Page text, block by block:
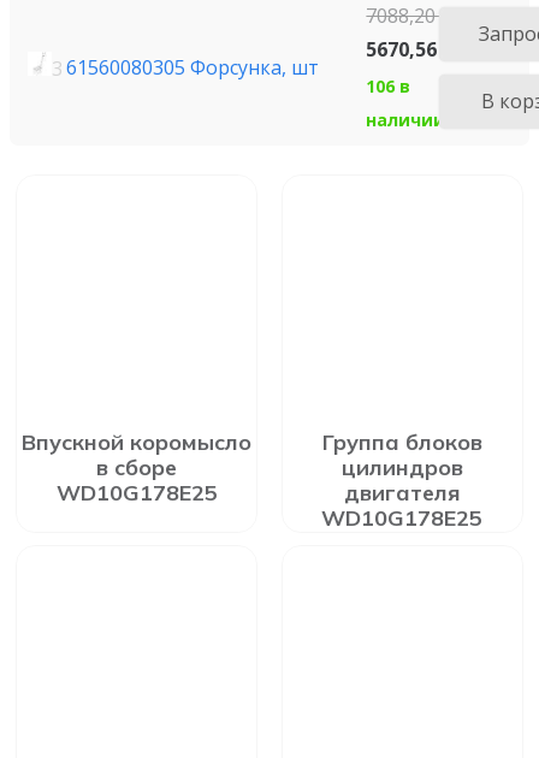
Впускной коромысло
в сборе
WD10G178E25
Группа блоков
цилиндров
двигателя
WD10G178E25
361560080305 Форсунка, шт
7088,20
5670,56
106 в
наличии
В